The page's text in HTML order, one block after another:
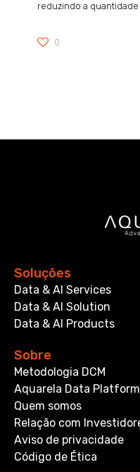
reduzindo a
0
Soluções
Data & AI Services
Data & AI Solution
Data & AI Products
Sobre
Metodologia DCM
Aquarela Data Platform
Quem somos
Relação com
Aviso de privacidade
Código de Ética